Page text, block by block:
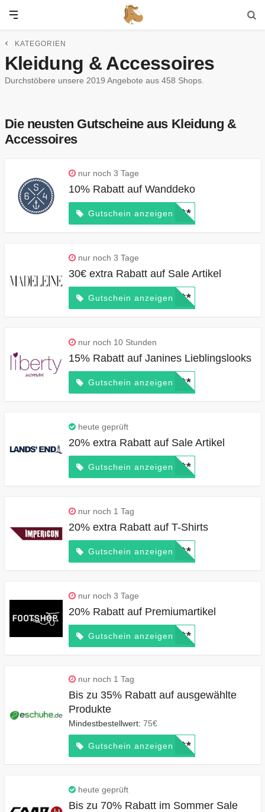
KATEGORIEN
Kleidung & Accessoires
Durchstöbere unsere 2019 Angebote aus 458 Shops.
Die neusten Gutscheine aus Kleidung &
Accessoires
nur noch 3 Tage
10% Rabatt auf Wanddeko
Gutschein anzeigen*****
nur noch 3 Tage
30€ extra Rabatt auf Sale Artikel
Gutschein anzeigen*****
nur noch 10 Stunden
15% Rabatt auf Janines Lieblingslooks
Gutschein anzeigen*****
heute geprüft
20% extra Rabatt auf Sale Artikel
Gutschein anzeigen*****
nur noch 1 Tag
20% extra Rabatt auf T-Shirts
Gutschein anzeigen*****
nur noch 3 Tage
20% Rabatt auf Premiumartikel
Gutschein anzeigen*****
nur noch 1 Tag
Bis zu 35% Rabatt auf ausgewählte
Produkte
Mindestbestellwert: 75€
Gutschein anzeigen*****
heute geprüft
Bis zu 70% Rabatt im Sommer Sale